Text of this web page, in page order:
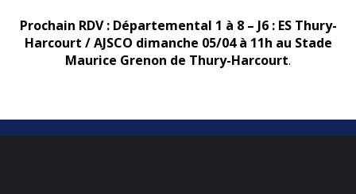
Prochain RDV : Départemental 1 à 8 – J6 : ES Thury-
Harcourt / AJSCO dimanche 05/04 à 11h au Stade
Maurice Grenon de Thury-Harcourt.